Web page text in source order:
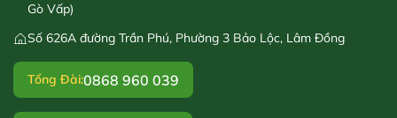
Gò Vấp)
Số 626A đường Trần Phú, Phường 3 Bảo Lộc, Lâm Đồng
Tổng Đài:0868 960 039